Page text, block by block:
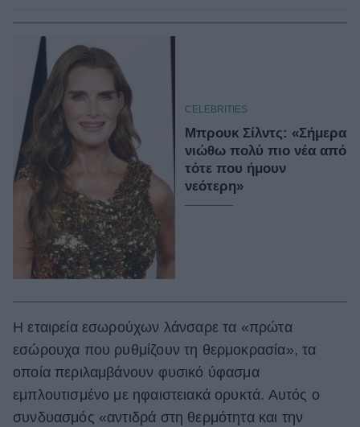
CELEBRITIES
Μπρουκ Σίλντς: «Σήμερα
νιώθω πολύ πιο νέα από
τότε που ήμουν
νεότερη»
Η εταιρεία εσωρούχων λάνσαρε τα «πρώτα
εσώρουχα που ρυθμίζουν τη θερμοκρασία», τα
οποία περιλαμβάνουν φυσικό ύφασμα
εμπλουτισμένο με ηφαιστειακά ορυκτά. Αυτός ο
συνδυασμός «αντιδρά στη θερμότητα και την